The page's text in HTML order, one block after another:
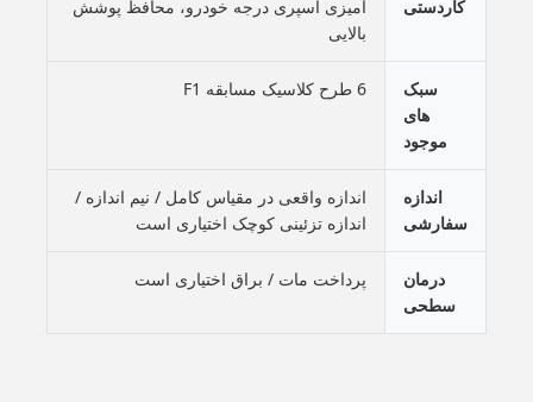
کاردستی
آمیزی اسپری درجه خودرو، محافظ پوشش
بالایی
سبک
های
موجود
6 طرح کلاسیک مسابقه F1
اندازه
سفارشی
اندازه واقعی در مقیاس کامل / نیم اندازه /
اندازه تزئینی کوچک اختیاری است
درمان
سطحی
پرداخت مات / براق اختیاری است